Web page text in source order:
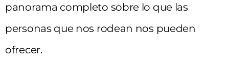
panorama completo sobre lo que las
personas que nos rodean nos pueden
ofrecer.